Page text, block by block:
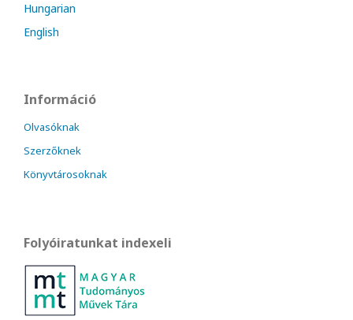
Hungarian
English
Információ
Olvasóknak
Szerzőknek
Könyvtárosoknak
Folyóiratunkat indexeli